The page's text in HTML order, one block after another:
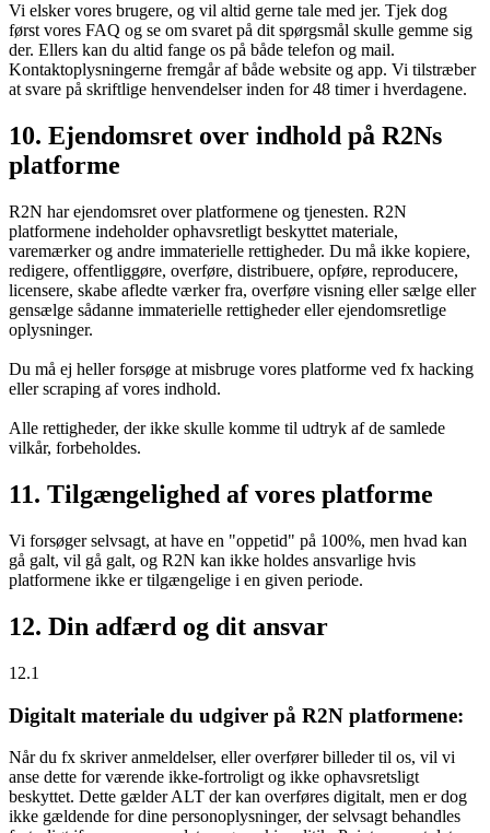
Vi elsker vores brugere, og vil altid gerne tale med jer. Tjek dog
først vores FAQ og se om svaret på dit spørgsmål skulle gemme sig
der. Ellers kan du altid fange os på både telefon og mail.
Kontaktoplysningerne fremgår af både website og app. Vi tilstræber
at svare på skriftlige henvendelser inden for 48 timer i hverdagene.
10. Ejendomsret over indhold på R2Ns
platforme
R2N har ejendomsret over platformene og tjenesten. R2N
platformene indeholder ophavsretligt beskyttet materiale,
varemærker og andre immaterielle rettigheder. Du må ikke kopiere,
redigere, offentliggøre, overføre, distribuere, opføre, reproducere,
licensere, skabe afledte værker fra, overføre visning eller sælge eller
gensælge sådanne immaterielle rettigheder eller ejendomsretlige
oplysninger.
Du må ej heller forsøge at misbruge vores platforme ved fx hacking
eller scraping af vores indhold.
Alle rettigheder, der ikke skulle komme til udtryk af de samlede
vilkår, forbeholdes.
11. Tilgængelighed af vores platforme
Vi forsøger selvsagt, at have en "oppetid" på 100%, men hvad kan
gå galt, vil gå galt, og R2N kan ikke holdes ansvarlige hvis
platformene ikke er tilgængelige i en given periode.
12. Din adfærd og dit ansvar
12.1
Digitalt materiale du udgiver på R2N platformene:
Når du fx skriver anmeldelser, eller overfører billeder til os, vil vi
anse dette for værende ikke-fortroligt og ikke ophavsretsligt
beskyttet. Dette gælder ALT der kan overføres digitalt, men er dog
ikke gældende for dine personoplysninger, der selvsagt behandles